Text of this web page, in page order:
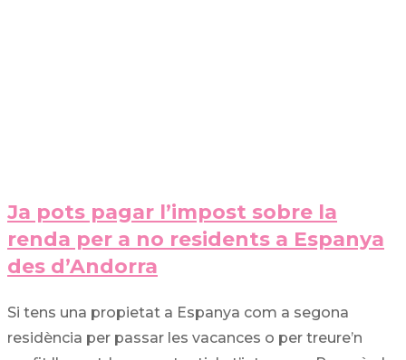
Ja pots pagar l’impost sobre la
renda per a no residents a Espanya
des d’Andorra
Si tens una propietat a Espanya com a segona
residència per passar les vacances o per treure’n